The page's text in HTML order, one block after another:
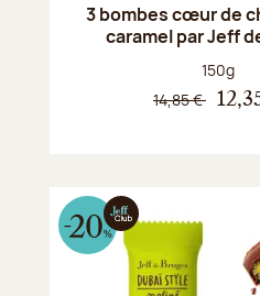
3 bombes cœur de
caramel par Jeff
Poids net
150g
14,85 €